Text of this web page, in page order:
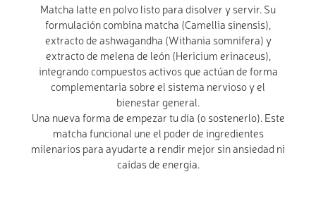
Matcha latte en polvo listo para disolver y servir. Su
formulación combina matcha (Camellia sinensis),
extracto de ashwagandha (Withania somnifera) y
extracto de melena de león (Hericium erinaceus),
integrando compuestos activos que actúan de forma
complementaria sobre el sistema nervioso y el
bienestar general.
Una nueva forma de empezar tu día (o sostenerlo). Este
matcha funcional une el poder de ingredientes
milenarios para ayudarte a rendir mejor sin ansiedad ni
caídas de energía.